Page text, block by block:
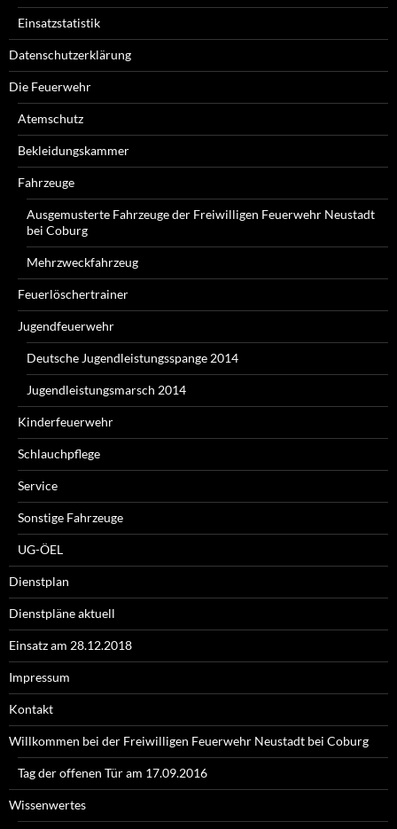
Einsatzstatistik
Datenschutzerklärung
Die Feuerwehr
Atemschutz
Bekleidungskammer
Fahrzeuge
Ausgemusterte Fahrzeuge der Freiwilligen Feuerwehr Neustadt
bei Coburg
Mehrzweckfahrzeug
Feuerlöschertrainer
Jugendfeuerwehr
Deutsche Jugendleistungsspange 2014
Jugendleistungsmarsch 2014
Kinderfeuerwehr
Schlauchpflege
Service
Sonstige Fahrzeuge
UG-ÖEL
Dienstplan
Dienstpläne aktuell
Einsatz am 28.12.2018
Impressum
Kontakt
Willkommen bei der Freiwilligen Feuerwehr Neustadt bei Coburg
Tag der offenen Tür am 17.09.2016
Wissenwertes